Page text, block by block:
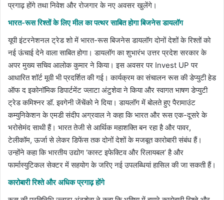
प्रगाढ़ होंगे तथा निवेश और रोजगार के नए अवसर खुलेंगे।
भारत-रूस रिश्तों के लिए मील का पत्थर साबित होगा बिजनेस डायलॉग
यूपी इंटरनेशनल ट्रेड शो में भारत-रूस बिजनेस डायलॉग दोनों देशों के रिश्तों को
नई ऊंचाई देने वाला साबित होगा। डायलॉग का शुभारंभ उत्तर प्रदेश सरकार के
अपर मुख्य सचिव आलोक कुमार ने किया। इस अवसर पर Invest UP पर
आधारित शॉर्ट मूवी भी प्रदर्शित की गई। कार्यक्रम का संचालन रूस की डेप्युटी हेड
ऑफ द इकोनॉमिक डिपार्टमेंट ज्लाटा अंटुशेवा ने किया और स्वागत भाषण डेप्युटी
ट्रेड कमिश्नर डॉ. इवगेनी जेंचेंको ने दिया। डायलॉग में बोलते हुए पैरामाउंट
कम्युनिकेशन के एमडी संदीप अग्रवाल ने कहा कि भारत और रूस एक-दूसरे के
भरोसेमंद साथी हैं। भारत तेजी से आर्थिक महाशक्ति बन रहा है और पावर,
टेलीकॉम, ऊर्जा से लेकर डिफेंस तक दोनों देशों के मजबूत कारोबारी संबंध हैं।
उन्होंने कहा कि भारतीय उद्योग ‘कास्ट इफेक्टिव और रिलायबल’ है और
फार्मास्युटिकल सेक्टर में सहयोग के जरिए नई उपलब्धियां हासिल की जा सकती हैं।
कारोबारी रिश्ते और अधिक प्रगाढ़ होंगे